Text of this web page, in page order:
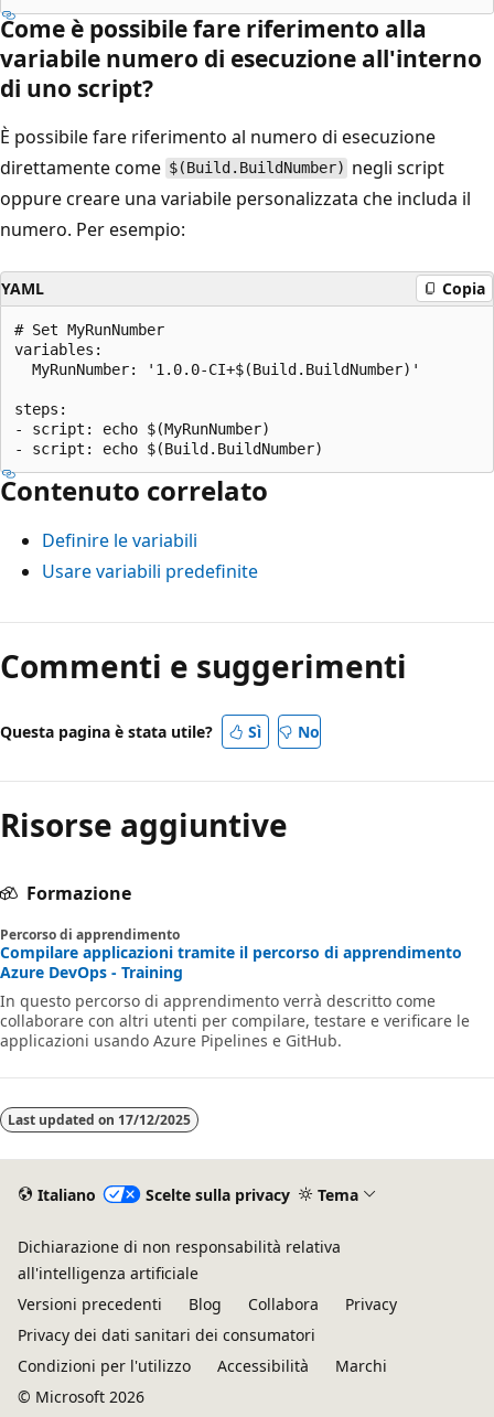
Come è possibile fare riferimento alla
variabile numero di esecuzione all'interno
di uno script?
È possibile fare riferimento al numero di esecuzione
direttamente come $(Build.BuildNumber) negli script
oppure creare una variabile personalizzata che includa il
numero. Per esempio:
YAML Copia
# Set MyRunNumber
variables:
  MyRunNumber: '1.0.0-CI+$(Build.BuildNumber)'
steps:
- script: echo $(MyRunNumber)
Contenuto correlato
Definire le variabili
Usare variabili predefinite
Commenti e suggerimenti
Questa pagina è stata utile? Sì No
Risorse aggiuntive
Formazione
Percorso di apprendimento
Compilare applicazioni tramite il percorso di apprendimento
Azure DevOps - Training
In questo percorso di apprendimento verrà descritto come
collaborare con altri utenti per compilare, testare e verificare le
applicazioni usando Azure Pipelines e GitHub.
Last updated on 17/12/2025
Italiano Scelte sulla privacy Tema
Dichiarazione di non responsabilità relativa
all'intelligenza artificiale
Versioni precedenti
Blog Collabora
Privacy
Privacy dei dati sanitari dei consumatori
Condizioni per l'utilizzo
Accessibilità
Marchi
© Microsoft 2026